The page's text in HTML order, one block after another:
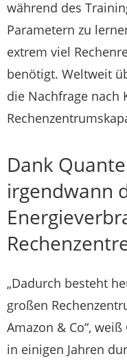
während des
Parametern zu
extrem viel
benötigt. Weltweit
die Nachfrage nach
Dank
irgendwann
„Dadurch besteht
großen
Amazon & Co“,
in einigen Jahren